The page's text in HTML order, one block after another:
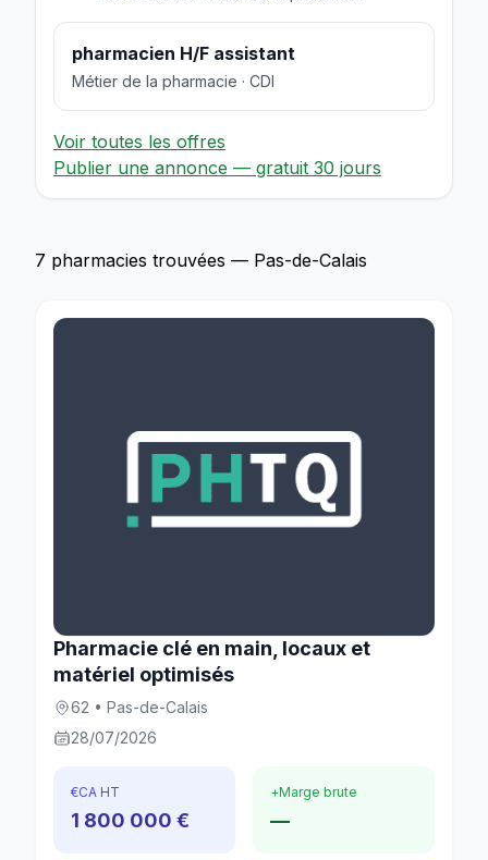
pharmacien H/F assistant
Métier de la pharmacie · CDI
Voir toutes les offres
Publier une annonce — gratuit 30 jours
7 pharmacies trouvées — Pas-de-Calais
Pharmacie clé en main, locaux et
matériel optimisés
62 • Pas-de-Calais
28/07/2026
€CA HT
1 800 000 €
+Marge brute
—